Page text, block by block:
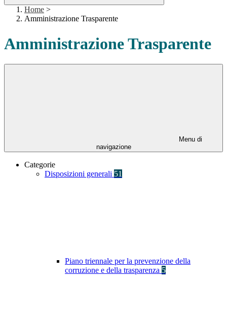
Home >
Amministrazione Trasparente
Amministrazione Trasparente
Menu di
navigazione
Categorie
Disposizioni generali 51
Piano triennale per la prevenzione della
corruzione e della trasparenza 5